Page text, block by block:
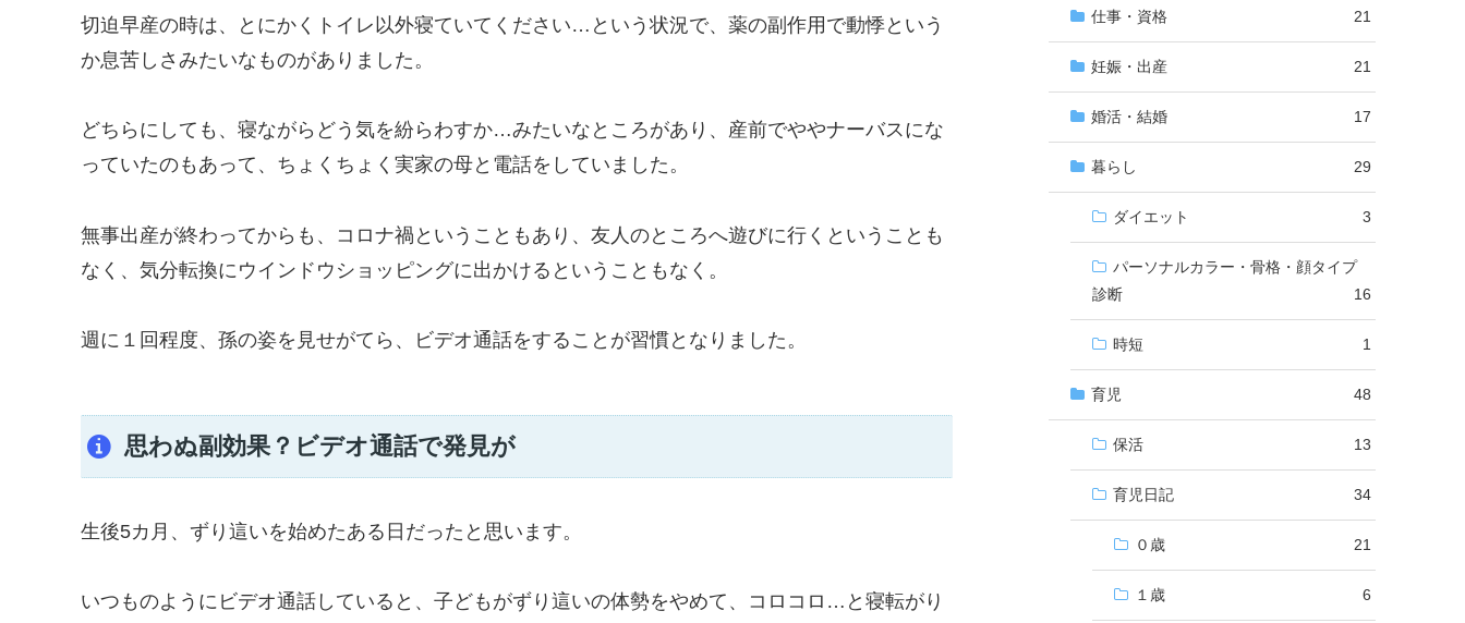
切迫早産の時は、とにかくトイレ以外寝ていてください…という状況で、薬の副作用で動悸という
か息苦しさみたいなものがありました。
どちらにしても、寝ながらどう気を紛らわすか…みたいなところがあり、産前でややナーバスにな
っていたのもあって、ちょくちょく実家の母と電話をしていました。
無事出産が終わってからも、コロナ禍ということもあり、友人のところへ遊びに行くということも
なく、気分転換にウインドウショッピングに出かけるということもなく。
週に１回程度、孫の姿を見せがてら、ビデオ通話をすることが習慣となりました。
思わぬ副効果？ビデオ通話で発見が
生後5カ月、ずり這いを始めたある日だったと思います。
いつものようにビデオ通話していると、子どもがずり這いの体勢をやめて、コロコロ…と寝転がり
仕事・資格 21
妊娠・出産 21
婚活・結婚 17
暮らし 29
ダイエット 3
パーソナルカラー・骨格・顔タイプ
診断
16
時短 1
育児 48
保活 13
育児日記 34
０歳 21
１歳 6